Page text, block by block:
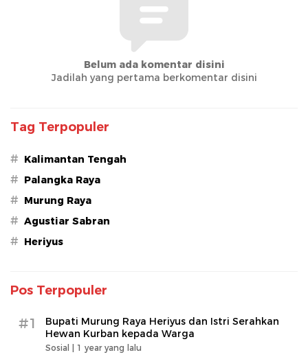
Belum ada komentar disini
Jadilah yang pertama berkomentar disini
Tag Terpopuler
# Kalimantan Tengah
# Palangka Raya
# Murung Raya
# Agustiar Sabran
# Heriyus
Pos Terpopuler
#1
Bupati Murung Raya Heriyus dan Istri Serahkan
Hewan Kurban kepada Warga
Sosial | 1 year yang lalu